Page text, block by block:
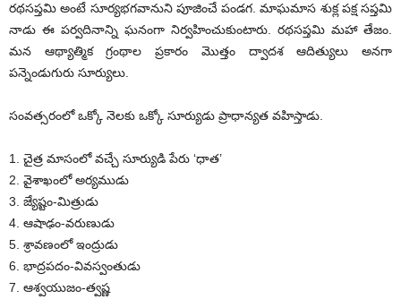
రథసప్తమి అంటే సూర్యభగవానుని పూజించే పండగ. మాఘమాస శుక్ల పక్ష సప్తమి
నాడు ఈ పర్వదినాన్ని ఘనంగా నిర్వహించుకుంటారు. రథసప్తమి మహా తేజం.
మన ఆథ్యాత్మిక గ్రంథాల ప్రకారం మొత్తం ద్వాదశ ఆదిత్యులు అనగా
పన్నెండుగురు సూర్యులు.
సంవత్సరంలో ఒక్కో నెలకు ఒక్కో సూర్యుడు ప్రాధాన్యత వహిస్తాడు.
1. చైత్ర మాసంలో వచ్చే సూర్యుడి పేరు ‘ధాత’
2. వైశాఖంలో అర్యముడు
3. జ్యేష్టం-మిత్రుడు
4. ఆషాఢం-వరుణుడు
5. శ్రావణంలో ఇంద్రుడు
6. భాద్రపదం-వివస్వంతుడు
7. ఆశ్వయుజం-త్వష్ణ